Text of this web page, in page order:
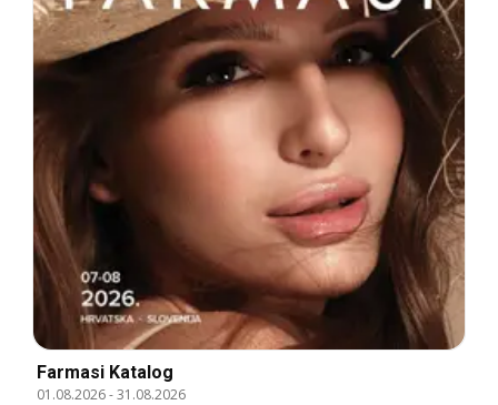
Farmasi Katalog
01.08.2026-31.08.2026